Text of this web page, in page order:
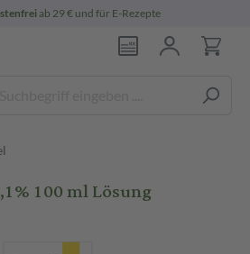
ab 29 € und für E-Rezepte
100 ml Lösung